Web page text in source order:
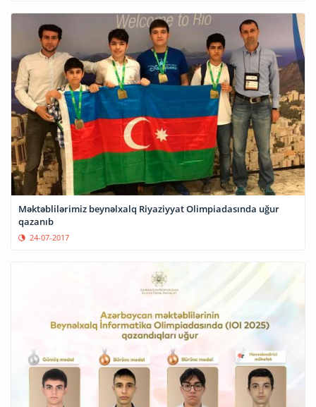
Məktəblilərimiz beynəlxalq Riyaziyyat Olimpiadasında uğur
qazanıb
24-07-2017